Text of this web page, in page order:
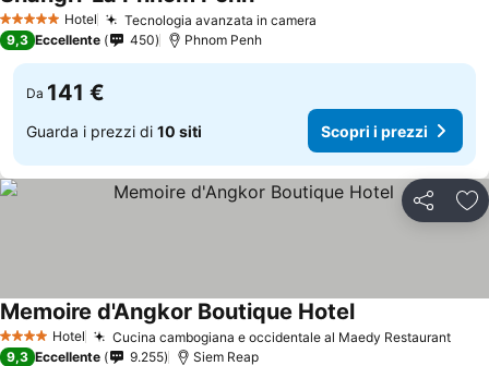
5 Stelle Hotel Tecnologia avanzata in camera
Scopri i prezzi
9,3 Eccellente 450 Phnom Penh
Da 141 €
Guarda i prezzi di 10 siti Scopri i prezzi
Condividi
4 Stelle Hotel Cucina cambogiana e occidentale al Maedy Restaurant
Memoire d'Angkor Boutique HotelScopri i prezzi
9,3 Eccellente 9.255 Siem Reap